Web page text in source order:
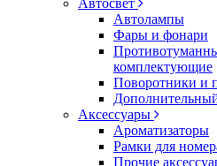
Автосвет
Автолампы
Фары и фонари
комплектующие
Поворотники и
Аксессуары
Ароматизаторы
Рамки для
Прочие